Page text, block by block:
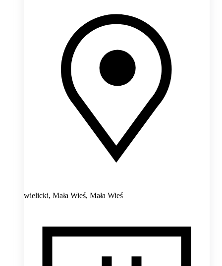
wielicki, Mała Wieś, Mała Wieś